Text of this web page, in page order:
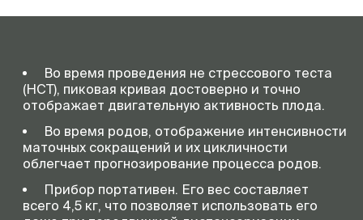
Во время проведения не стрессового теста
(НСТ), пиковая кривая достоверно и точно
отображает двигательную активность плода.
Во время родов, отображение интенсивности
маточных сокращений и их цикличности
облегчает прогнозирование процесса родов.
Прибор портативен. Его вес составляет
всего 4,5 кг, что позволяет использовать его